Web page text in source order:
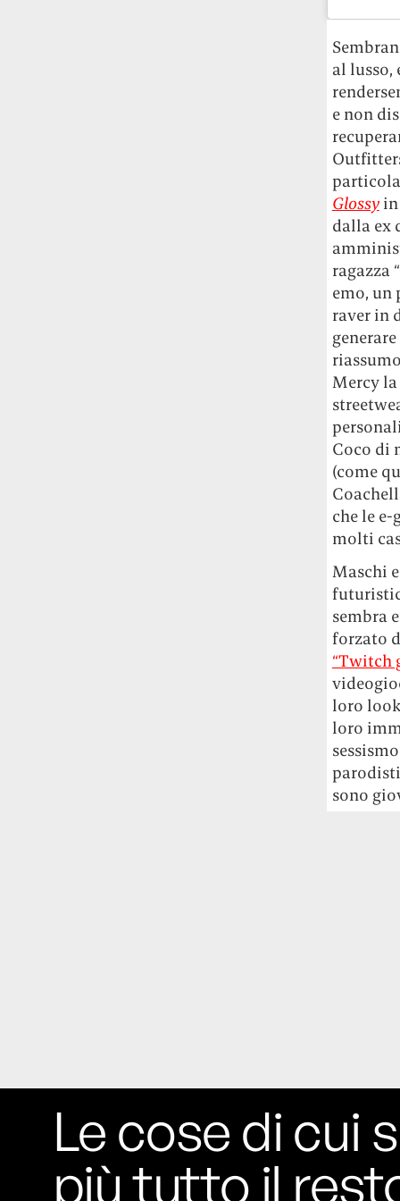
al lusso,
e non
Glossyin
dalla ex
ragazza
emo, un
raver in
Mercy
Coco di
(come
che le
molti
Maschi
sembra
forzato
“Twitch
loro
loro
sono
Le cose di cui
più tutto il